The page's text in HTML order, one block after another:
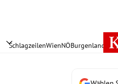
SchlagzeilenWienNÖBurgenland